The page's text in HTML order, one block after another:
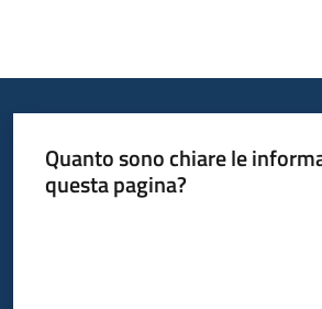
Quanto sono chiare le
questa pagina?